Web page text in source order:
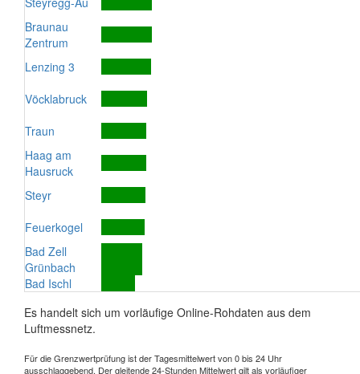
Braunau
Zentrum
Lenzing 3
Vöcklabruck
Traun
Haag am
Hausruck
Steyr
Feuerkogel
Bad Zell
Grünbach
Bad Ischl
Es handelt sich um vorläufige Online-Rohdaten aus dem
Luftmessnetz.
Für die Grenzwertprüfung ist der Tagesmittelwert von 0 bis 24 Uhr
ausschlaggebend. Der gleitende 24-Stunden Mittelwert gilt als vorläufiger